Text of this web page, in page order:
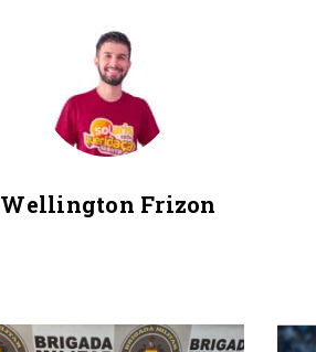
Wellington Frizon